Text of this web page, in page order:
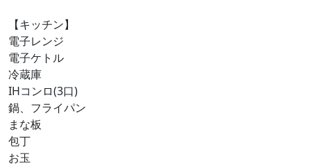
【キッチン】
電子レンジ
電子ケトル
冷蔵庫
IHコンロ(3口)
鍋、フライパン
まな板
包丁
お玉